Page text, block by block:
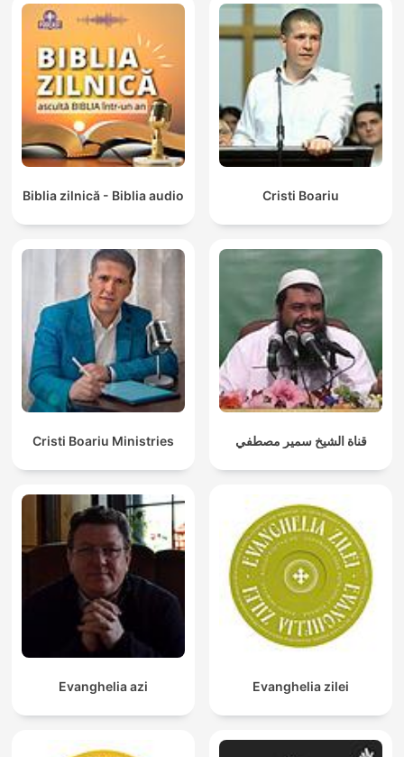
Biblia zilnică - Biblia audio Cristi Boariu
Cristi Boariu Ministries قناة الشيخ سمير مصطفي
Evanghelia azi Evanghelia zilei